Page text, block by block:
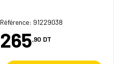
Référence: 91229038
265,90 DT